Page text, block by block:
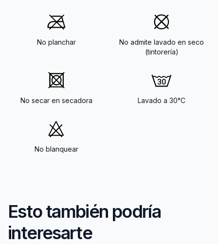
No planchar
No admite lavado en seco
(tintorería)
No secar en secadora Lavado a 30°C
No blanquear
Esto también podría
interesarte